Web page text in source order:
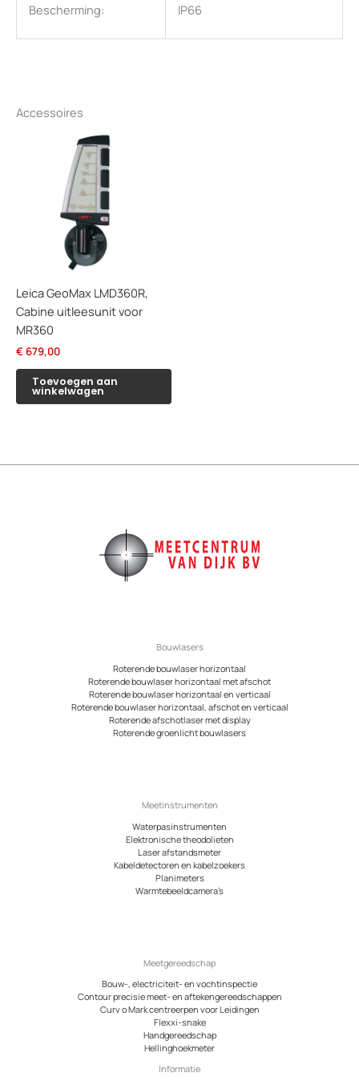
Bescherming:
IP66
Accessoires
Leica GeoMax LMD360R,
Cabine uitleesunit voor
MR360
€ 679,00
Toevoegen aan
winkelwagen
Bouwlasers
Roterende bouwlaser horizontaal
Roterende bouwlaser horizontaal met afschot
Roterende bouwlaser horizontaal en verticaal
Roterende bouwlaser horizontaal, afschot en verticaal
Roterende afschotlaser met display
Roterende groenlicht bouwlasers
Meetinstrumenten
Waterpasinstrumenten
Elektronische theodolieten
Laser afstandsmeter
Kabeldetectoren en kabelzoekers
Planimeters
Warmtebeeldcamera’s
Meetgereedschap
Bouw-, electriciteit- en vochtinspectie
Contour precisie meet- en aftekengereedschappen
Curv o Mark centreerpen voor Leidingen
Flexxi-snake
Handgereedschap
Hellinghoekmeter
Informatie